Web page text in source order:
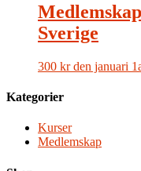
Sverige
300 kr den januari
Kategorier
Kurser
Medlemskap